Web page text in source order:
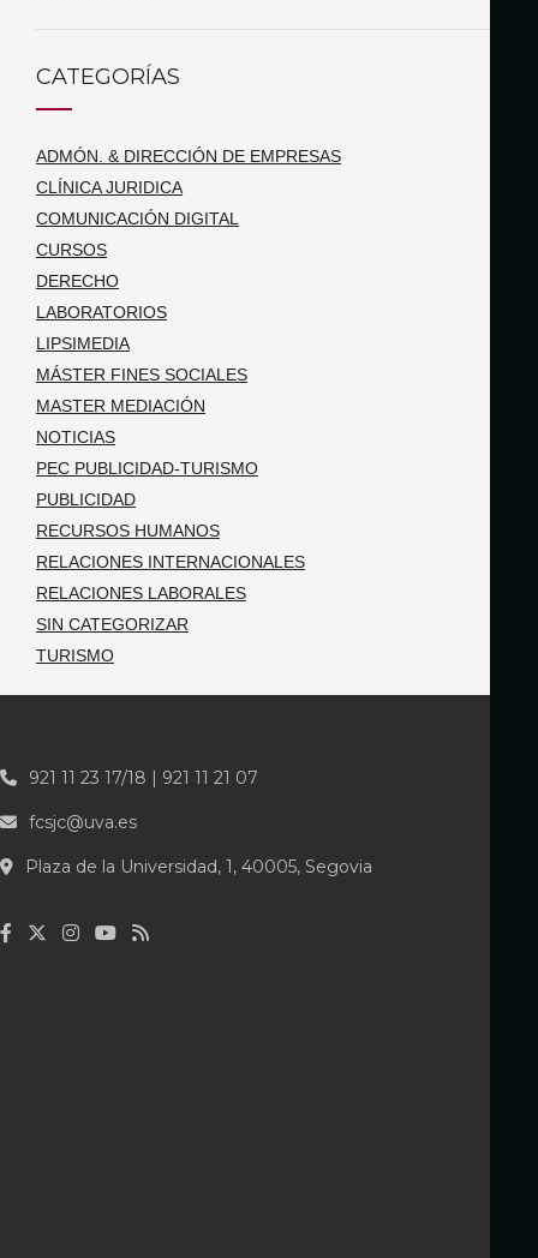
CATEGORÍAS
ADMÓN. & DIRECCIÓN DE EMPRESAS
CLÍNICA JURIDICA
COMUNICACIÓN DIGITAL
CURSOS
DERECHO
LABORATORIOS
LIPSIMEDIA
MÁSTER FINES SOCIALES
MASTER MEDIACIÓN
NOTICIAS
PEC PUBLICIDAD-TURISMO
PUBLICIDAD
RECURSOS HUMANOS
RELACIONES INTERNACIONALES
RELACIONES LABORALES
SIN CATEGORIZAR
TURISMO
921 11 23 17/18 | 921 11 21 07
fcsjc@uva.es
Plaza de la Universidad, 1, 40005, Segovia